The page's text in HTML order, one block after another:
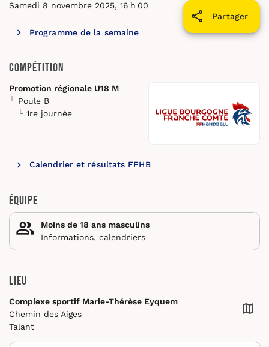
Partager
Samedi 8 novembre 2025, 16 h 00
Programme de la semaine
Compétition
Promotion régionale U18 M
Poule B
1re journée
Calendrier et résultats FFHB
Équipe
Moins de 18 ans masculins
Informations, calendriers
Lieu
Complexe sportif Marie-Thérèse Eyquem
Chemin des Aiges
Talant